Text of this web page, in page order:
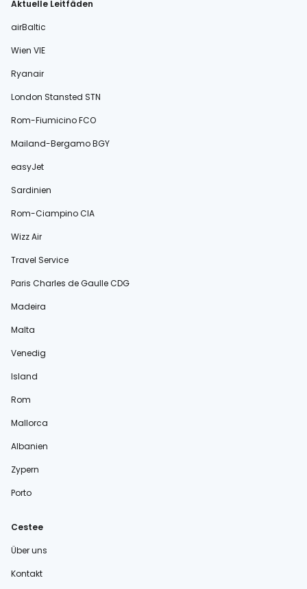
Aktuelle Leitfäden
airBaltic
Wien VIE
Ryanair
London Stansted STN
Rom-Fiumicino FCO
Mailand-Bergamo BGY
easyJet
Sardinien
Rom-Ciampino CIA
Wizz Air
Travel Service
Paris Charles de Gaulle CDG
Madeira
Malta
Venedig
Island
Rom
Mallorca
Albanien
Zypern
Porto
Cestee
Über uns
Kontakt